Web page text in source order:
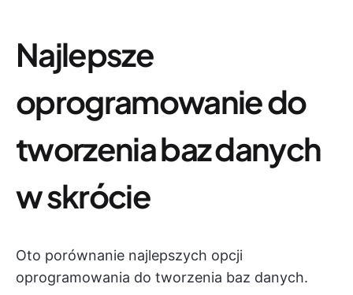
Najlepsze
oprogramowanie do
tworzenia baz danych
w skrócie
Oto porównanie najlepszych opcji
oprogramowania do tworzenia baz danych.